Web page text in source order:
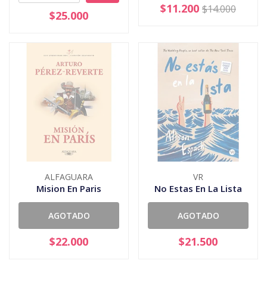
$25.000 $11.200 $14.000
ALFAGUARA
Mision En Paris
AGOTADO
$22.000
VR
No Estas En La Lista
AGOTADO
$21.500